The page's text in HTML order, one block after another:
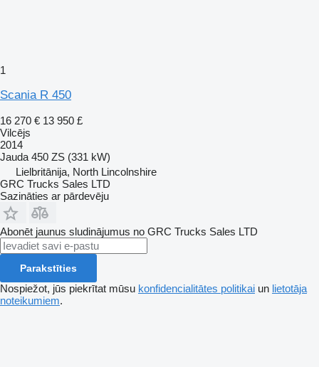
1
Scania R 450
16 270 € 13 950 £
Vilcējs
2014
Jauda 450 ZS (331 kW)
Lielbritānija, North Lincolnshire
GRC Trucks Sales LTD
Sazināties ar pārdevēju
Abonēt jaunus sludinājumus no GRC Trucks Sales LTD
Parakstīties
Nospiežot, jūs piekrītat mūsu konfidencialitātes politikai un lietotāja
noteikumiem.